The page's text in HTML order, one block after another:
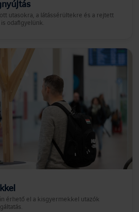
utasokra, a látássérültekre és a rejtett
odafigyelünk.
érhető el a kisgyermekkel utazók